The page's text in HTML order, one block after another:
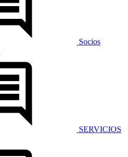
Socios
SERVICIOS